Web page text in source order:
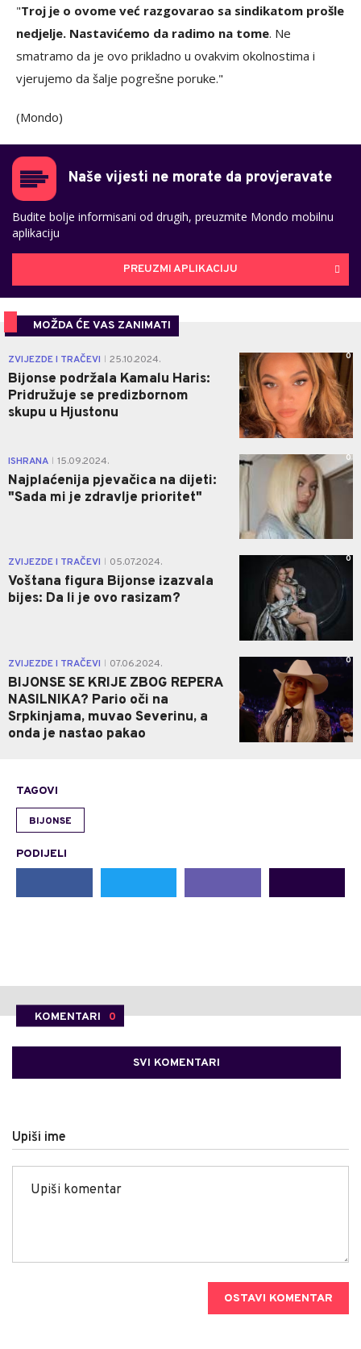
"Troj je o ovome već razgovarao sa sindikatom prošle
nedjelje. Nastavićemo da radimo na tome. Ne
smatramo da je ovo prikladno u ovakvim okolnostima i
vjerujemo da šalje pogrešne poruke."
(Mondo)
Naše vijesti ne morate da provjeravate
Budite bolje informisani od drugih, preuzmite Mondo mobilnu
aplikaciju
PREUZMI APLIKACIJU
MOŽDA ĆE VAS ZANIMATI
ZVIJEZDE I TRAČEVI 25.10.2024.
Bijonse podržala Kamalu Haris:
Pridružuje se predizbornom
skupu u Hjustonu
0
ISHRANA 15.09.2024.
Najplaćenija pjevačica na dijeti:
"Sada mi je zdravlje prioritet"
0
ZVIJEZDE I TRAČEVI 05.07.2024.
Voštana figura Bijonse izazvala
bijes: Da li je ovo rasizam?
0
ZVIJEZDE I TRAČEVI 07.06.2024.
BIJONSE SE KRIJE ZBOG REPERA
NASILNIKA? Pario oči na
Srpkinjama, muvao Severinu, a
onda je nastao pakao
0
TAGOVI
BIJONSE
PODIJELI
KOMENTARI 0
SVI KOMENTARI
Upiši ime
OSTAVI KOMENTAR